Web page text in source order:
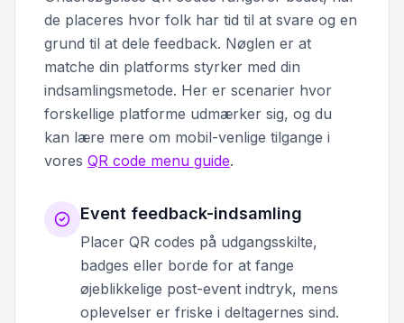
de placeres hvor folk har tid til at svare og en
grund til at dele feedback. Nøglen er at
matche din platforms styrker med din
indsamlingsmetode. Her er scenarier hvor
forskellige platforme udmærker sig, og du
kan lære mere om mobil-venlige tilgange i
vores QR code menu guide.
Event feedback-indsamling
Placer QR codes på udgangsskilte,
badges eller borde for at fange
øjeblikkelige post-event indtryk, mens
oplevelser er friske i deltagernes sind.